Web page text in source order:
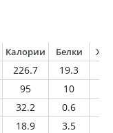
Калории Белки
226.7 19.3
95 10
32.2 0.6
18.9 3.5